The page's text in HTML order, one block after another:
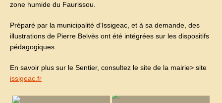
zone humide du Faurissou.
Préparé par la municipalité d’Issigeac, et à sa demande, des
illustrations de Pierre Belvès ont été intégrées sur les dispositifs
pédagogiques.
En savoir plus sur le Sentier, consultez le site de la mairie> site
issigeac.fr